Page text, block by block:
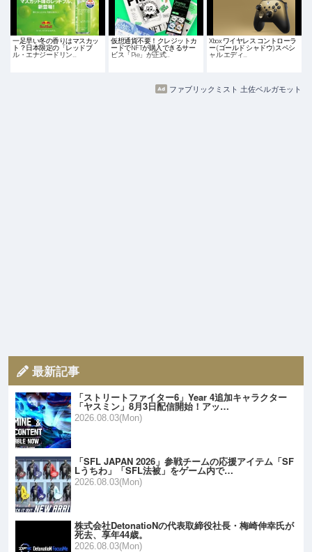
一足早い冬の香りはマスカッ
ト？日本限定の「レッドブ
ル・エナジードリン…
仮想通貨不要！クレジットカ
ードでNFTが購入できるサー
ビス「Pie」が正式…
Xbox ワイヤレス コントローラ
ー (ゴールド シャドウ) スペシ
ャル エディ…
ファブリックミスト 土佐ベルガモット
最新記事
「ストリートファイター6」Year 4追加キャラクター
「ヤスミン」8月3日配信開始！アッ…
2026.08.03(Mon)
「SFL JAPAN 2026」参戦チームの応援アイテム「SF
Lうちわ」「SFL法被」をゲーム内で…
2026.08.03(Mon)
株式会社DetonatioNの代表取締役社長・梅崎伸幸氏が
死去、享年44歳。
2026.08.03(Mon)